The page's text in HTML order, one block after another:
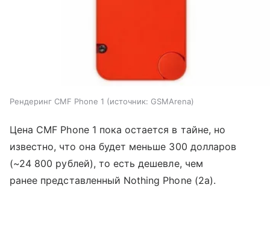
Рендеринг CMF Phone 1 источник: GSMArena
Цена CMF Phone 1 пока остается в тайне, но
известно, что она будет меньше 300 долларов
(~24 800 рублей), то есть дешевле, чем
ранее представленный Nothing Phone (2a).